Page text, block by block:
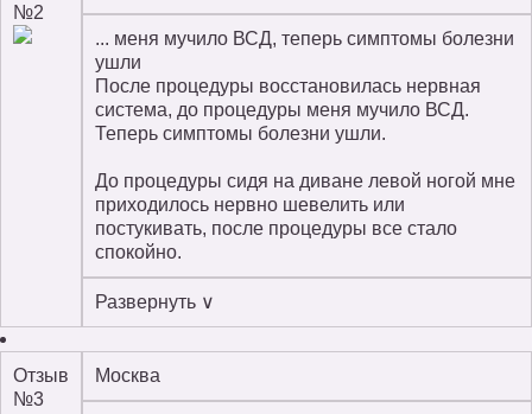
№2
... меня мучило ВСД, теперь симптомы болезни
ушли
После процедуры восстановилась нервная
система, до процедуры меня мучило ВСД.
Теперь симптомы болезни ушли.
До процедуры сидя на диване левой ногой мне
приходилось нервно шевелить или
постукивать, после процедуры все стало
спокойно.
Развернуть ∨
Отзыв
№3
Москва